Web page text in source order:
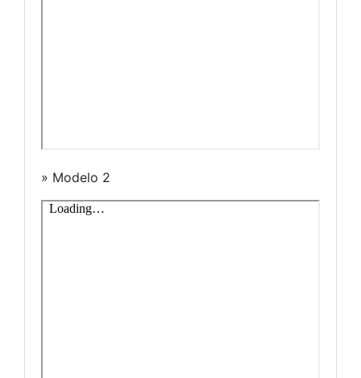
» Modelo 2